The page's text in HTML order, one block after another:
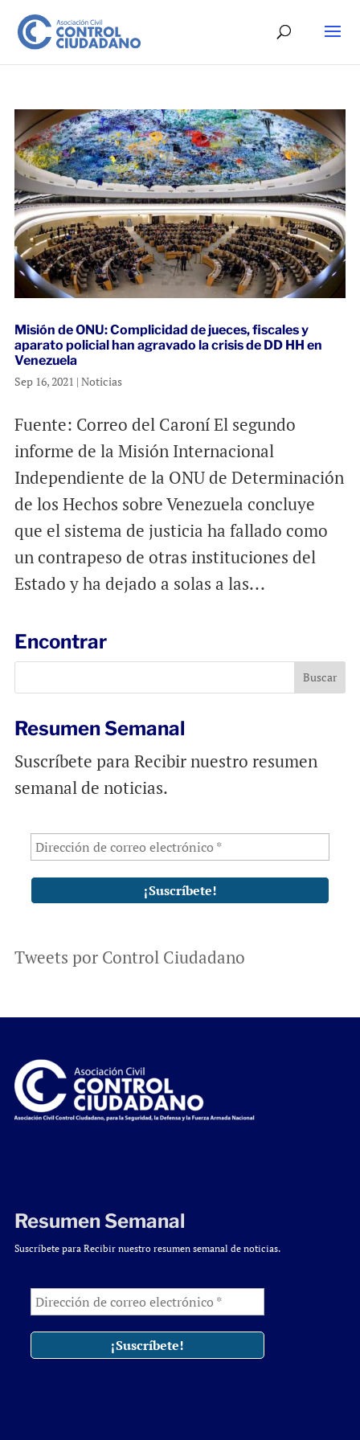
Misión de ONU: Complicidad de jueces, fiscales y
aparato policial han agravado la crisis de DD HH en
Venezuela
Sep 16, 2021 | Noticias
Fuente: Correo del Caroní El segundo
informe de la Misión Internacional
Independiente de la ONU de Determinación
de los Hechos sobre Venezuela concluye
que el sistema de justicia ha fallado como
un contrapeso de otras instituciones del
Estado y ha dejado a solas a las...
Encontrar
Resumen Semanal
Suscríbete para Recibir nuestro resumen
semanal de noticias.
Tweets por Control Ciudadano
Resumen Semanal
Suscríbete para Recibir nuestro resumen semanal de noticias.